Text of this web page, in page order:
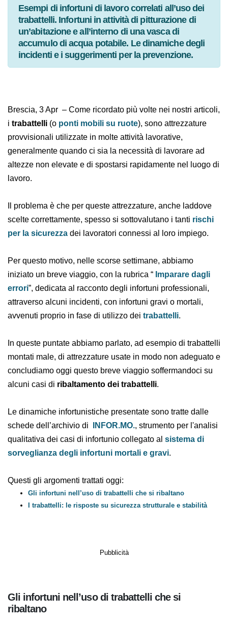
03/04/2025
Esempi di infortuni di lavoro correlati all’uso dei
trabattelli. Infortuni in attività di pitturazione di
un’abitazione e all’interno di una vasca di
accumulo di acqua potabile. Le dinamiche degli
incidenti e i suggerimenti per la prevenzione.
Brescia, 3 Apr – Come ricordato più volte nei nostri
articoli, itrabattelli(o ponti mobili su ruote), sono
attrezzature provvisionali utilizzate in molte attività
lavorative, generalmente quando ci sia la necessità di
lavorare ad altezze non elevate e di spostarsi
Il problema è che per queste attrezzature, anche
laddove scelte correttamente, spesso si sottovalutano i
loro impiego.
Per questo motivo, nelle scorse settimane, abbiamo
iniziato un breve viaggio, con la rubrica “Imparare
dagli errori”, dedicata al racconto degli infortuni
gravi o mortali, avvenuti proprio in fase di utilizzo dei
trabattelli.
In queste puntate abbiamo parlato, ad esempio di
non adeguato e concludiamo oggi questo breve viaggio
soffermandoci su alcuni casi diribaltamento dei
trabattelli.
dalle schede dell’archivio diINFOR.MO.
per l'analisi qualitativa dei casi di infortunio collegato al
sistema di sorveglianza degli infortuni mortali e
Questi gli argomenti trattati oggi: